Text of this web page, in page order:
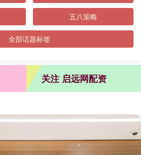
五八策略
全部话题标签
关注 启远网配资